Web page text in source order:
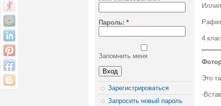
Пароль: *
Запомнить меня
Зарегистрироваться
Запросить новый пароль
4
Это
-